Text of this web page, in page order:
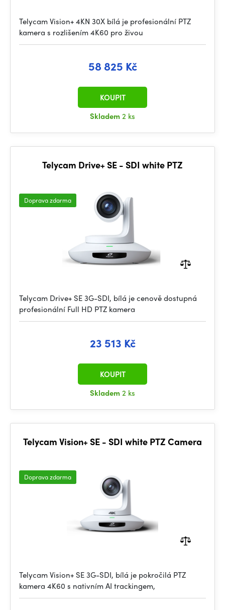
Telycam Vision+ 4KN 30X bílá je profesionální PTZ
kamera s rozlišením 4K60 pro živou
58 825 Kč
Skladem2 ks
KOUPIT
Telycam Drive+ SE - SDI white PTZ
Doprava zdarma
Telycam Drive+ SE 3G-SDI, bílá je cenově dostupná
profesionální Full HD PTZ kamera
23 513 Kč
Skladem2 ks
KOUPIT
Telycam Vision+ SE - SDI white PTZ Camera
Doprava zdarma
Telycam Vision+ SE 3G-SDI, bílá je pokročilá PTZ
kamera 4K60 s nativním AI trackingem,